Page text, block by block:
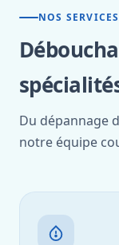
NOS SERVICES
Du dépannage
notre équipe